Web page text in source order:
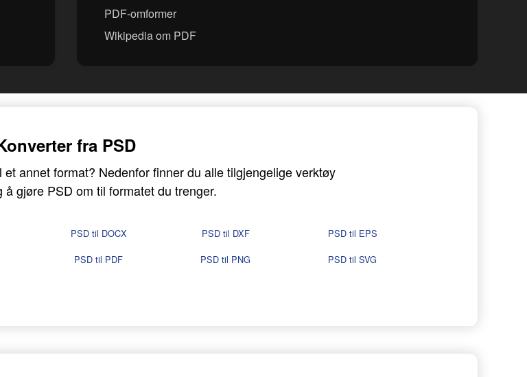
PDF-omformer
Wikipedia om PDF
fra PSD
annet format? Nedenfor finner du alle tilgjengelige verktøy
å gjøre PSD om til formatet du trenger.
PSD til DOCX PSD til DXF
PSD til EPS
PSD til PDF PSD til PNG
PSD til SVG